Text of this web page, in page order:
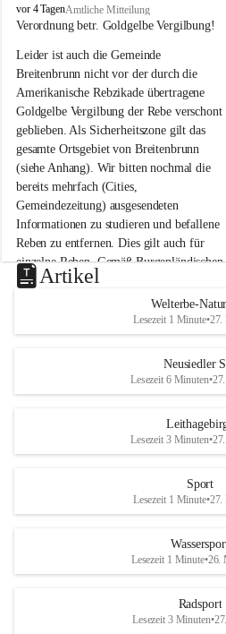
B
r
i
t
e
n
b
r
u
n
n
a
m
N
e
u
s
d
S
vor 4 TagenAmtliche Mitteilung
Verordnung betr. Goldgelbe Vergilbung!
Leider ist auch die Gemeinde
Breitenbrunn nicht vor der durch die
Amerikanische Rebzikade übertragene
Goldgelbe Vergilbung der Rebe verschont
geblieben. Als Sicherheitszone gilt das
gesamte Ortsgebiet von Breitenbrunn
(siehe Anhang). Wir bitten nochmal die
bereits mehrfach (Cities,
Gemeindezeitung) ausgesendeten
Informationen zu studieren und befallene
Reben zu entfernen. Dies gilt auch für
einzelne Reben. Gemäß Burgenländischen
Weinbaugesetz sind nicht gepflegte oder
unzulässige Weingärten zu roden! Bitte
helfen wir zusammen um unsere Winzer
vor den prognostizierten Ernteausfällen
und den daraus folgenden wirtschaftlichen
Maßnahmen zur Bekämpfung
Rebe und der Amerikanischen
Anhang VBl. EU Nr. 18
1 Seite•1,4 MB
VBl. EU Nr. 18_2026
Artikel
Welterbe-
Lesezeit 1 Minute•27.
Neusiedler
Lesezeit 6 Minuten•
Lesezeit 3 Minuten•
Sport
Lesezeit 1 Minute•27.
Lesezeit 1 Minute•26.
Radsport
Lesezeit 3 Minuten•